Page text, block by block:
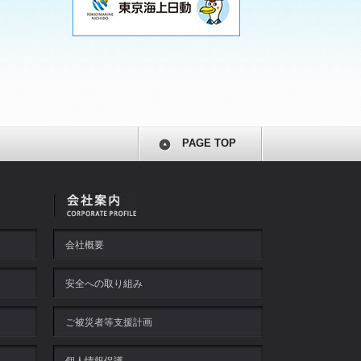
PAGE TOP
会社概要
安全への取り組み
ご被災者等支援計画